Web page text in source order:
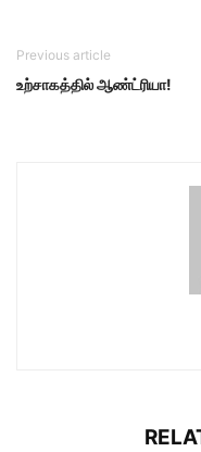
Previous article
உற்சாகத்தில் ஆண்ட்ரியா!